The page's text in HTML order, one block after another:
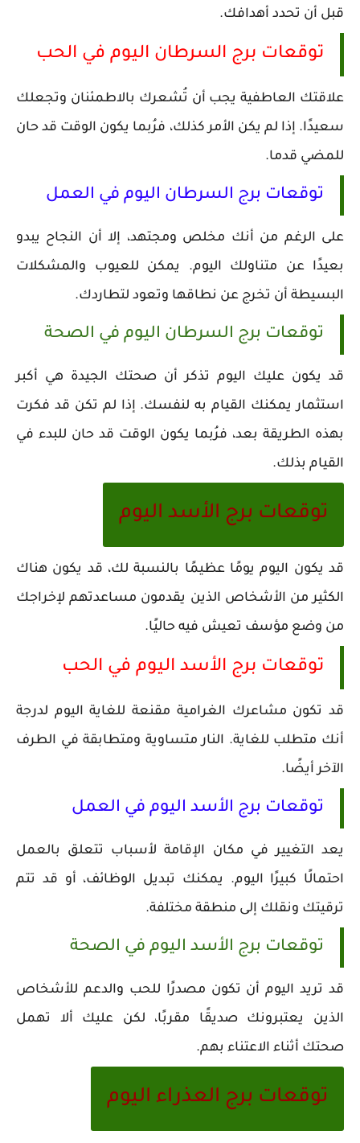
قبل أن تحدد أهدافك.
توقعات برج السرطان اليوم في الحب
علاقتك العاطفية يجب أن تُشعرك بالاطمئنان وتجعلك
سعيدًا. إذا لم يكن الأمر كذلك، فرُبما يكون الوقت قد حان
للمضي قدما.
توقعات برج السرطان اليوم في العمل
على الرغم من أنك مخلص ومجتهد، إلا أن النجاح يبدو
بعيدًا عن متناولك اليوم. يمكن للعيوب والمشكلات
البسيطة أن تخرج عن نطاقها وتعود لتطاردك.
توقعات برج السرطان اليوم في الصحة
قد يكون عليك اليوم تذكر أن صحتك الجيدة هي أكبر
استثمار يمكنك القيام به لنفسك. إذا لم تكن قد فكرت
بهذه الطريقة بعد، فرُبما يكون الوقت قد حان للبدء في
القيام بذلك.
توقعات برج الأسد اليوم
قد يكون اليوم يومًا عظيمًا بالنسبة لك، قد يكون هناك
الكثير من الأشخاص الذين يقدمون مساعدتهم لإخراجك
من وضع مؤسف تعيش فيه حاليًا.
توقعات برج الأسد اليوم في الحب
قد تكون مشاعرك الغرامية مقنعة للغاية اليوم لدرجة
أنك متطلب للغاية. النار متساوية ومتطابقة في الطرف
الآخر أيضًا.
توقعات برج الأسد اليوم في العمل
يعد التغيير في مكان الإقامة لأسباب تتعلق بالعمل
احتمالًا كبيرًا اليوم. يمكنك تبديل الوظائف، أو قد تتم
ترقيتك ونقلك إلى منطقة مختلفة.
توقعات برج الأسد اليوم في الصحة
قد تريد اليوم أن تكون مصدرًا للحب والدعم للأشخاص
الذين يعتبرونك صديقًا مقربًا، لكن عليك ألا تهمل
صحتك أثناء الاعتناء بهم.
توقعات برج العذراء اليوم